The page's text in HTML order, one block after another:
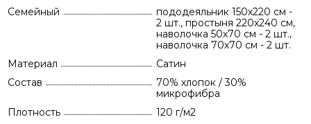
Семейный
пододеяльник 150х220 см -
2 шт., простыня 220х240 см,
наволочка 50х70 см - 2 шт.,
наволочка 70х70 см - 2 шт.
Материал
Сатин
Состав
70% хлопок / 30%
микрофибра
Плотность
120 г/м2